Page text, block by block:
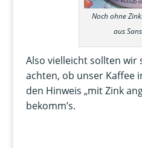
Noch ohne
aus
Also vielleicht sollten wir
achten, ob unser Kaffee
den Hinweis „mit Zink
bekomm’s.